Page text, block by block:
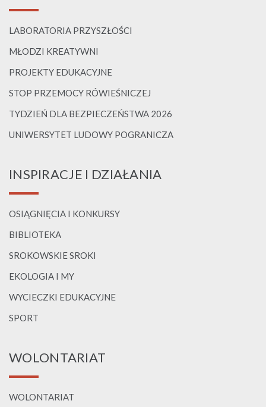
LABORATORIA PRZYSZŁOŚCI
MŁODZI KREATYWNI
PROJEKTY EDUKACYJNE
STOP PRZEMOCY RÓWIEŚNICZEJ
TYDZIEŃ DLA BEZPIECZEŃSTWA 2026
UNIWERSYTET LUDOWY POGRANICZA
INSPIRACJE I DZIAŁANIA
OSIĄGNIĘCIA I KONKURSY
BIBLIOTEKA
SROKOWSKIE SROKI
EKOLOGIA I MY
WYCIECZKI EDUKACYJNE
SPORT
WOLONTARIAT
WOLONTARIAT